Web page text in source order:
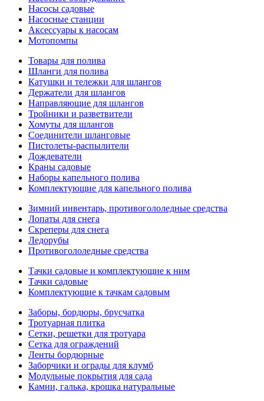
Насосы садовые
Насосные станции
Аксессуары к насосам
Мотопомпы
Товары для полива
Шланги для полива
Катушки и тележки для шлангов
Держатели для шлангов
Направляющие для шлангов
Тройники и разветвители
Хомуты для шлангов
Соединители шланговые
Пистолеты-распылители
Дождеватели
Краны садовые
Наборы капельного полива
Комплектующие для капельного полива
Зимний инвентарь, противогололедные средства
Лопаты для снега
Скреперы для снега
Ледорубы
Противогололедные средства
Тачки садовые и комплектующие к ним
Тачки садовые
Комплектующие к тачкам садовым
Заборы, бордюры, брусчатка
Тротуарная плитка
Сетки, решетки для тротуара
Сетка для ограждений
Ленты бордюрные
Заборчики и ограды для клумб
Модульные покрытия для сада
Камни, галька, крошка натуральные